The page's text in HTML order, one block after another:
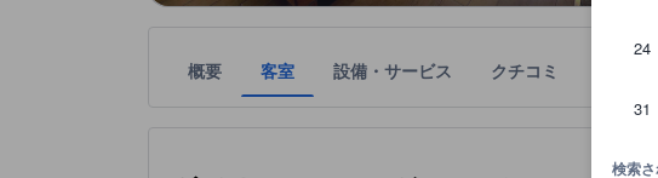
24
31
検索
概要 客室 設備・サービス クチコミ